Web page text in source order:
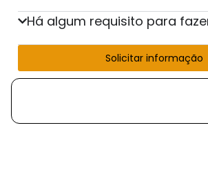
Há algum requisito para
Solicitar informação